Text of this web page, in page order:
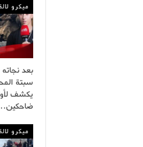
ميكرو
بعد
سبتة
يكشف
ميكرو